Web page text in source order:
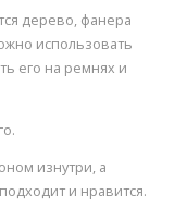
дерево, фанера
использовать
его на ремнях и
изнутри, а
и нравится.